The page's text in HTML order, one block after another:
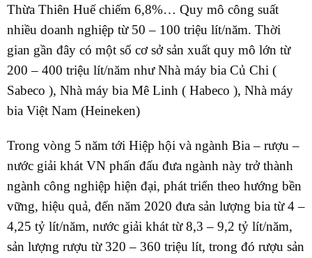
Thừa Thiên Huế chiếm 6,8%… Quy mô công suất
nhiều doanh nghiệp từ 50 – 100 triệu lít/năm. Thời
gian gần đây có một số cơ sở sản xuất quy mô lớn từ
200 – 400 triệu lít/năm như Nhà máy bia Củ Chi (
Sabeco ), Nhà máy bia Mê Linh ( Habeco ), Nhà máy
bia Việt Nam (Heineken)
Trong vòng 5 năm tới Hiệp hội và ngành Bia – rượu –
nước giải khát VN phấn đấu đưa ngành này trở thành
ngành công nghiệp hiện đại, phát triển theo hướng bền
vững, hiệu quả, đến năm 2020 đưa sản lượng bia từ 4 –
4,25 tỷ lít/năm, nước giải khát từ 8,3 – 9,2 tỷ lít/năm,
sản lượng rượu từ 320 – 360 triệu lít, trong đó rượu sản